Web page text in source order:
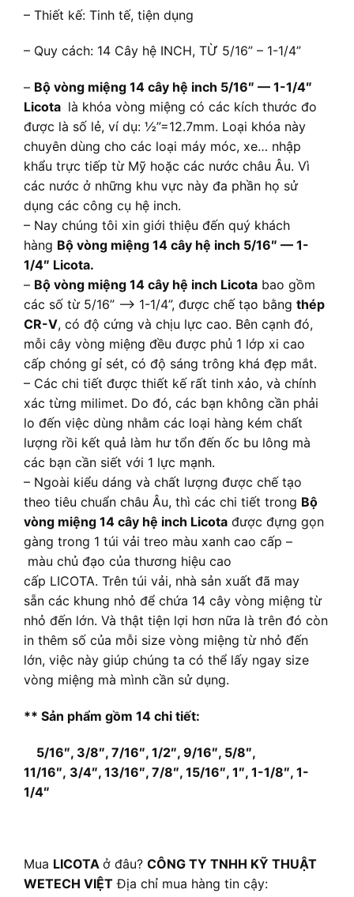
– Thiết kế: Tinh tế, tiện dụng
– Quy cách: 14 Cây hệ INCH, TỪ 5/16” – 1-1/4”
– Bộ vòng miệng 14 cây hệ inch 5/16″ — 1-1/4″
Licota là khóa vòng miệng có các kích thước đo
được là số lẻ, ví dụ: ½”=12.7mm. Loại khóa này
chuyên dùng cho các loại máy móc, xe… nhập
khẩu trực tiếp từ Mỹ hoặc các nước châu Âu. Vì
các nước ở những khu vực này đa phần họ sử
dụng các công cụ hệ inch.
– Nay chúng tôi xin giới thiệu đến quý khách
hàng Bộ vòng miệng 14 cây hệ inch 5/16″ — 1-
1/4″ Licota.
– Bộ vòng miệng 14 cây hệ inch Licota bao gồm
các số từ 5/16” –> 1-1/4”, được chế tạo bằng thép
CR-V, có độ cứng và chịu lực cao. Bên cạnh đó,
mỗi cây vòng miệng đều được phủ 1 lớp xi cao
cấp chóng gỉ sét, có độ sáng trông khá đẹp mắt.
– Các chi tiết được thiết kế rất tinh xảo, và chính
xác từng milimet. Do đó, các bạn không cần phải
lo đến việc dùng nhằm các loại hàng kém chất
lượng rồi kết quả làm hư tổn đến ốc bu lông mà
các bạn cần siết với 1 lực mạnh.
– Ngoài kiểu dáng và chất lượng được chế tạo
theo tiêu chuẩn châu Âu, thì các chi tiết trong Bộ
vòng miệng 14 cây hệ inch Licota được đựng gọn
gàng trong 1 túi vải treo màu xanh cao cấp –
màu chủ đạo của thương hiệu cao
cấp LICOTA. Trên túi vải, nhà sản xuất đã may
sẵn các khung nhỏ để chứa 14 cây vòng miệng từ
nhỏ đến lớn. Và thật tiện lợi hơn nữa là trên đó còn
in thêm số của mỗi size vòng miệng từ nhỏ đến
lớn, việc này giúp chúng ta có thể lấy ngay size
vòng miệng mà mình cần sử dụng.
** Sản phẩm gồm 14 chi tiết:
5/16″, 3/8″, 7/16″, 1/2″, 9/16″, 5/8″,
11/16″, 3/4″, 13/16″, 7/8″, 15/16″, 1″, 1-1/8″, 1-
1/4″
Mua LICOTA ở đâu? CÔNG TY TNHH KỸ THUẬT
WETECH VIỆT Địa chỉ mua hàng tin cậy: